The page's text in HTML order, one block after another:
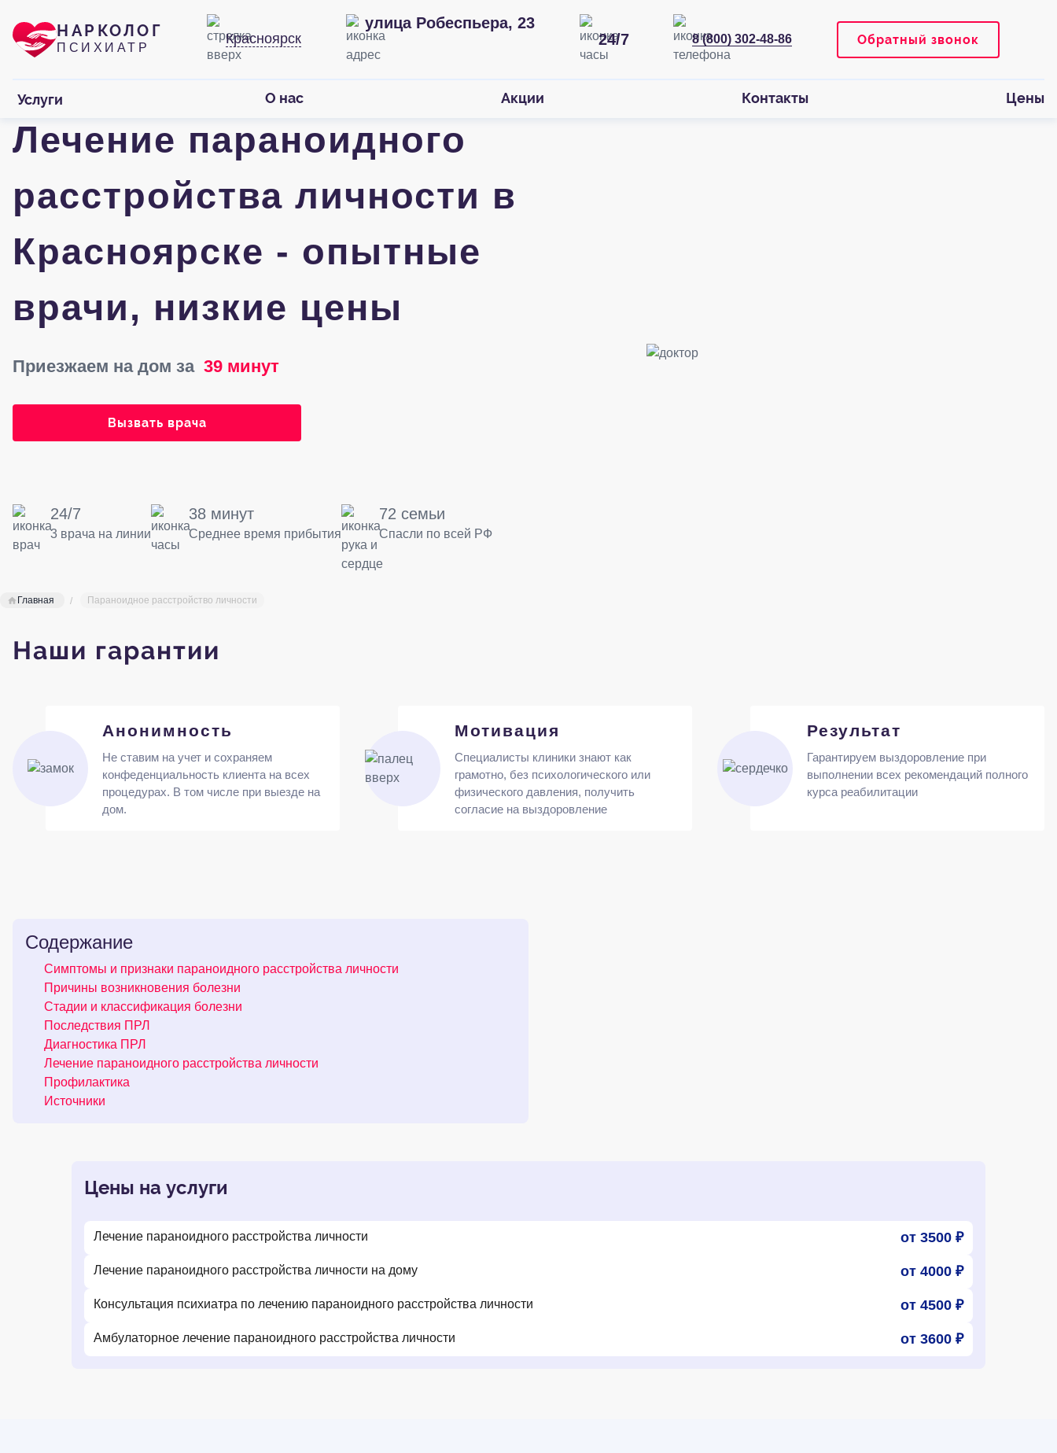
НАРКОЛОГ
ПСИХИАТР
Красноярск
улица Робеспьера, 23
24/7
8 (800) 302-48-86 Обратный звонок
Услуги О нас Акции Контакты Цены
Лечение параноидного
расстройства личности в
Красноярске - опытные
врачи, низкие цены
Приезжаем на дом за39 минут
Вызвать врача
24/7
3 врача на линии
38 минут
Среднее время прибытия
72 семьи
Спасли по всей РФ
Главная Параноидное расстройство личности
Наши гарантии
Анонимность
Не ставим на учет и сохраняем
конфеденциальность клиента на всех
процедурах. В том числе при выезде на
дом.
Мотивация
Специалисты клиники знают как
грамотно, без психологического или
физического давления, получить
согласие на выздоровление
Результат
Гарантируем выздоровление при
выполнении всех рекомендаций полного
курса реабилитации
Содержание
Симптомы и признаки параноидного расстройства личности
Причины возникновения болезни
Стадии и классификация болезни
Последствия ПРЛ
Диагностика ПРЛ
Лечение параноидного расстройства личности
Профилактика
Источники
Цены на услуги
Лечение параноидного расстройства личности от 3500 ₽
Лечение параноидного расстройства личности на дому от 4000 ₽
Консультация психиатра по лечению параноидного расстройства личности от 4500 ₽
Амбулаторное лечение параноидного расстройства личности от 3600 ₽